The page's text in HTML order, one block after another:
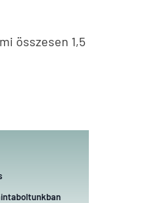
összesen 1,5